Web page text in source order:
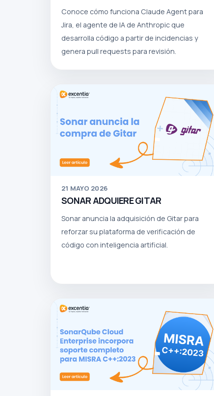
Conoce cómo funciona Claude Agent para
Jira, el agente de IA de Anthropic que
desarrolla código a partir de incidencias y
genera pull requests para revisión.
21 MAYO 2026
SONAR ADQUIERE GITAR
Sonar anuncia la adquisición de Gitar para
reforzar su plataforma de verificación de
código con inteligencia artificial.